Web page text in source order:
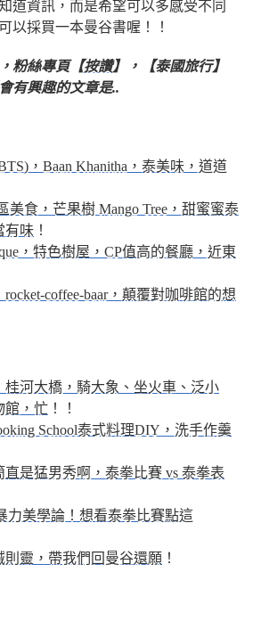
道資訊，而是希望可以多感受不同
以採買一本曼谷書喔！！
粉絲專頁【按讚】，【泰國旅行】
有興趣的文章是..
，Baan Khanitha，泰美味，道道
美食，芒果樹 Mango Tree，甜蜜蜜泰
有味 ！
，特色樹屋，CP值高的餐廳，近東
coffee-baar，顛覆對咖啡館的想
桂河大橋，騎大象、坐火車、泛小
館，忙 ！！
School泰式料理DIY，洗手作羹
直是猛男秀啊，泰拳比賽 vs 泰拳表
力美學論！想看泰拳比賽點這
則靈，帶我們回曼谷還願 ！